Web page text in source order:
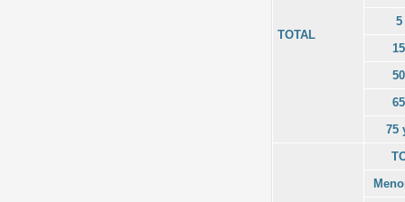
TOTAL
5
75